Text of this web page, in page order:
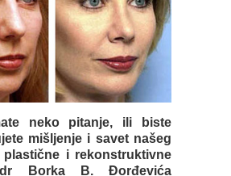
neko pitanje, ili biste
mišljenje i savet našeg
plastične i rekonstruktivne
dr Borka B. Đorđevića